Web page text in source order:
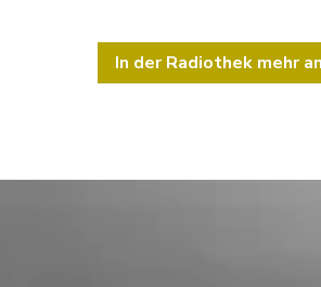
In der Radiothek mehr